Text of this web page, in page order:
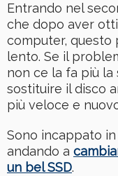
Entrando nel
che dopo aver
computer, questo
lento. Se il
non ce la fa più
sostituire il disco
più veloce e
Sono incappato
andando a
un bel SSD.